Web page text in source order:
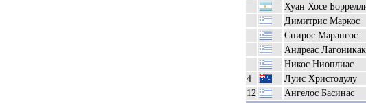
Хуан Хосе
Димитрис Маркос
Спирос Марангос
Андреас
Никос Ниоплиас
4
Луис Христодулу
12
Ангелос Басинас